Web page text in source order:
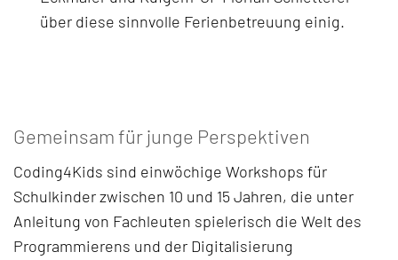
über diese sinnvolle Ferienbetreuung einig.
Gemeinsam für junge Perspektiven
Coding4Kids sind einwöchige Workshops für
Schulkinder zwischen 10 und 15 Jahren, die unter
Anleitung von Fachleuten spielerisch die Welt des
Programmierens und der Digitalisierung